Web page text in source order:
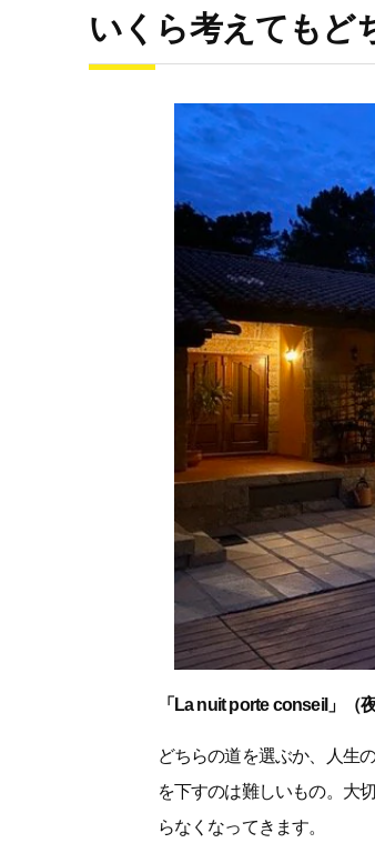
いくら考えてもど
「La nuit porte conseil」（
どちらの道を選ぶか、人生
を下すのは難しいもの。大
らなくなってきます。